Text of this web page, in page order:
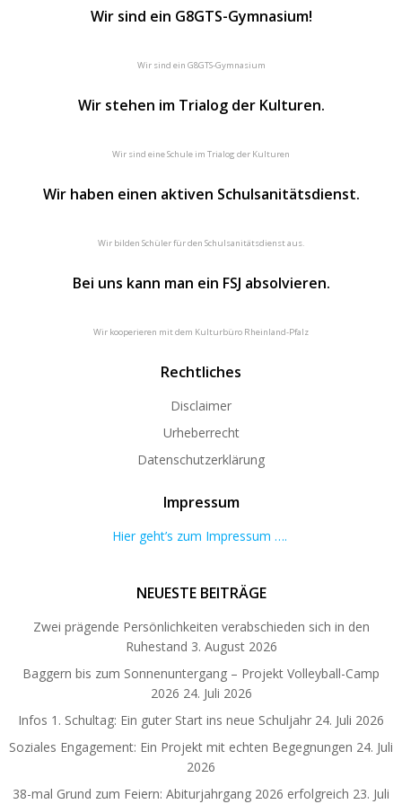
Wir sind ein G8GTS-Gymnasium!
Wir sind ein G8GTS-Gymnasium
Wir stehen im Trialog der Kulturen.
Wir sind eine Schule im Trialog der Kulturen
Wir haben einen aktiven Schulsanitätsdienst.
Wir bilden Schüler für den Schulsanitätsdienst aus.
Bei uns kann man ein FSJ absolvieren.
Wir kooperieren mit dem Kulturbüro Rheinland-Pfalz
Rechtliches
Disclaimer
Urheberrecht
Datenschutzerklärung
Impressum
Hier geht’s zum Impressum ….
NEUESTE BEITRÄGE
Zwei prägende Persönlichkeiten verabschieden sich in den
Ruhestand 3. August 2026
Baggern bis zum Sonnenuntergang – Projekt Volleyball-Camp
2026 24. Juli 2026
Infos 1. Schultag: Ein guter Start ins neue Schuljahr 24. Juli 2026
Soziales Engagement: Ein Projekt mit echten Begegnungen 24. Juli
2026
38-mal Grund zum Feiern: Abiturjahrgang 2026 erfolgreich 23. Juli